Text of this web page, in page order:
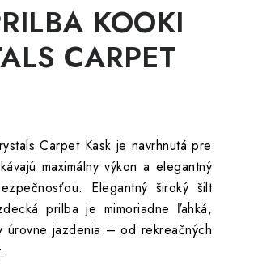
KOOKI
CARPET
Carpet Kask je navrhnutá pre
maximálny výkon a elegantný
Elegantný široký šilt
prilba je mimoriadne ľahká,
úrovne jazdenia – od rekreačných